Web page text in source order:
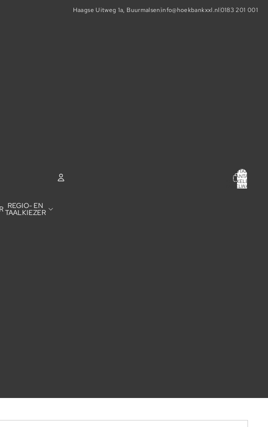
Haagse Uitweg 1a, Buurmalseninfo@hoekbankxxl.nl0183 201 001
REGIO- EN
TAALKIEZER
TOTAAL
AANTAL
ARTIKELEN IN
WINKELWAGEN: